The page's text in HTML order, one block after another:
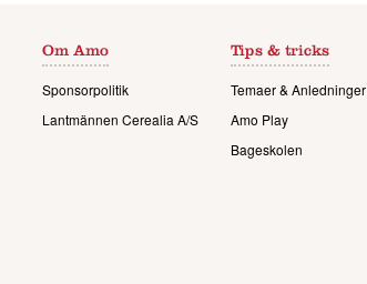
Om Amo
Sponsorpolitik
Lantmännen Cerealia A/S
Tips & tricks
Temaer & Anledninger
Amo Play
Bageskolen